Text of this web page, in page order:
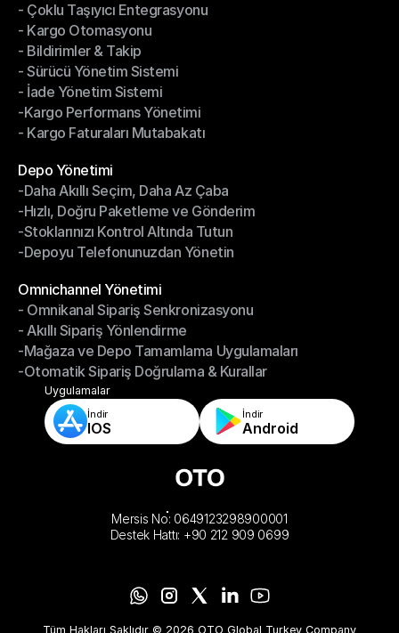
- İndirimli Fiyatlarla Gönderim
- Çoklu Taşıyıcı Entegrasyonu
- Çoklu Taşıyıcı Entegrasyonu
- Kargo Otomasyonu
- Kargo Otomasyonu
- Bildirimler & Takip
- Bildirimler & Takip
- Sürücü Yönetim Sistemi
- Sürücü Yönetim Sistemi
- İade Yönetim Sistemi
- İade Yönetim Sistemi
-Kargo Performans Yönetimi
-Kargo Performans Yönetimi
- Kargo Faturaları Mutabakatı
Depo Yönetimi
Depo Yönetimi
-Daha Akıllı Seçim, Daha Az Çaba
-Daha Akıllı Seçim, Daha Az Çaba
-Hızlı, Doğru Paketleme ve Gönderim
-Hızlı, Doğru Paketleme ve Gönderim
-Stoklarınızı Kontrol Altında Tutun
-Stoklarınızı Kontrol Altında Tutun
-Depoyu Telefonunuzdan Yönetin
Omnichannel Yönetimi
Omnichannel Yönetimi
- Omnikanal Sipariş Senkronizasyonu
- Omnikanal Sipariş Senkronizasyonu
- Akıllı Sipariş Yönlendirme
- Akıllı Sipariş Yönlendirme
-Mağaza ve Depo Tamamlama Uygulamaları
-Mağaza ve Depo Tamamlama Uygulamaları
-Otomatik Sipariş Doğrulama & Kurallar
-Otomatik Sipariş Doğrulama & Kurallar
Uygulamalar
İndir
IOS
İndir
Android
Mersis No: 0649123298900001
Destek Hattı: +90 212 909 0699
Tüm Hakları Saklıdır © 2026 OTO Global Turkey Company